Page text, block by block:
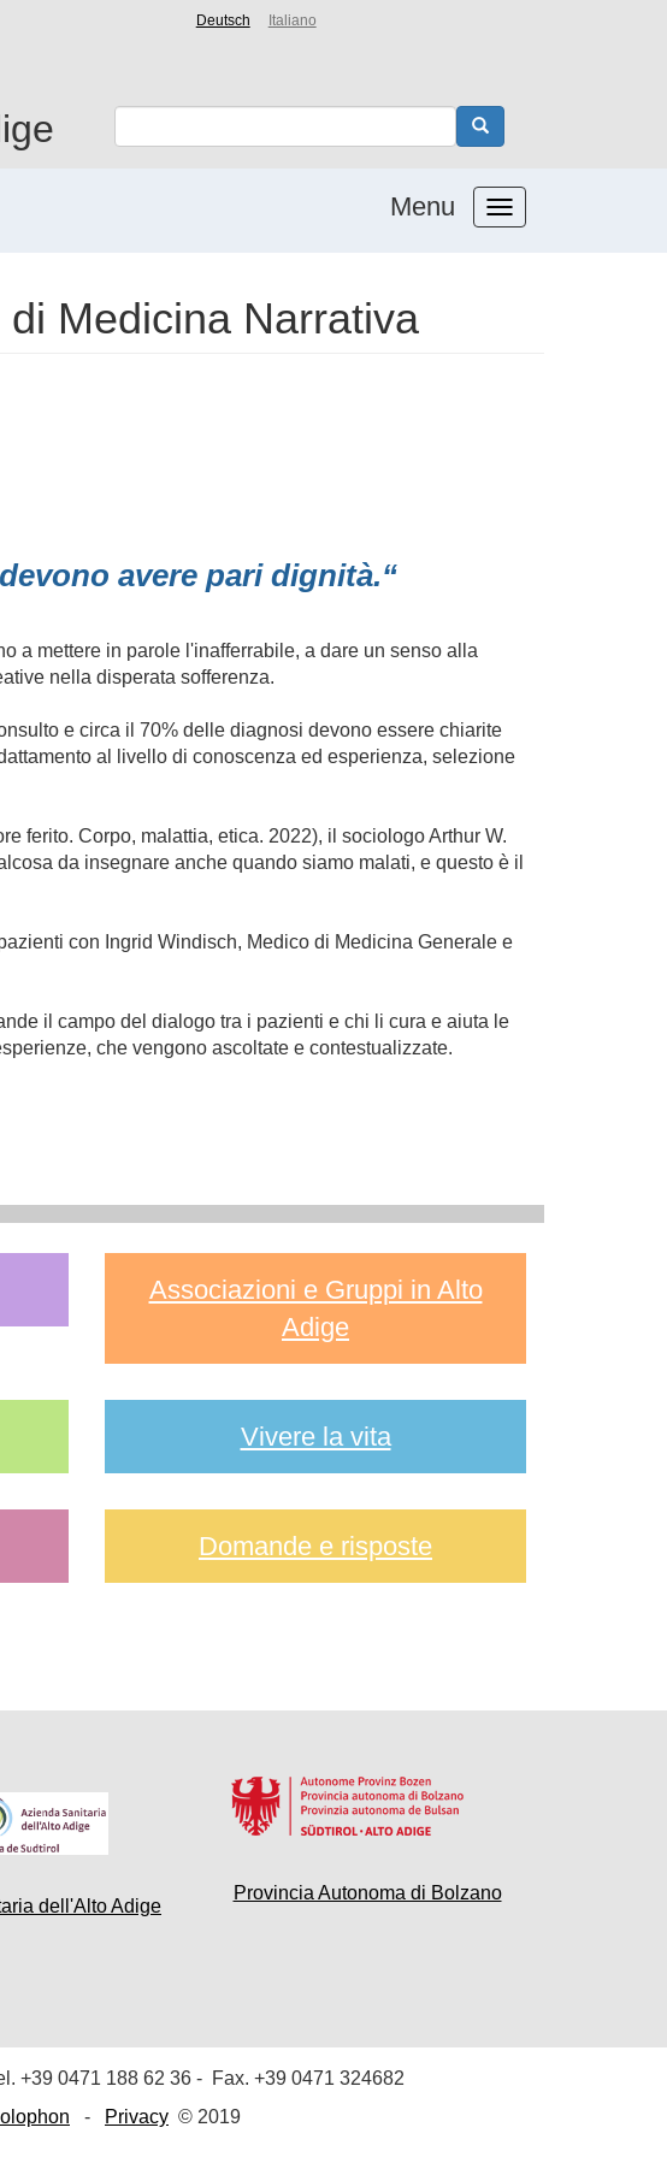
Deutsch Italiano
Menu
Medicina Narrativa
avere pari dignità.“
a mettere in parole l'inafferrabile, a dare un senso alla
nella disperata sofferenza.
e circa il 70% delle diagnosi devono essere chiarite
al livello di conoscenza ed esperienza, selezione
ferito. Corpo, malattia, etica. 2022), il sociologo Arthur W.
da insegnare anche quando siamo malati, e questo è il
con Ingrid Windisch, Medico di Medicina Generale e
il campo del dialogo tra i pazienti e chi li cura e aiuta le
che vengono ascoltate e contestualizzate.
Associazioni e Gruppi in Alto
Adige
Vivere la vita
Domande e risposte
dell'Alto Adige
Provincia Autonoma di Bolzano
+39 0471 188 62 36 - Fax. +39 0471 324682
- Privacy © 2019